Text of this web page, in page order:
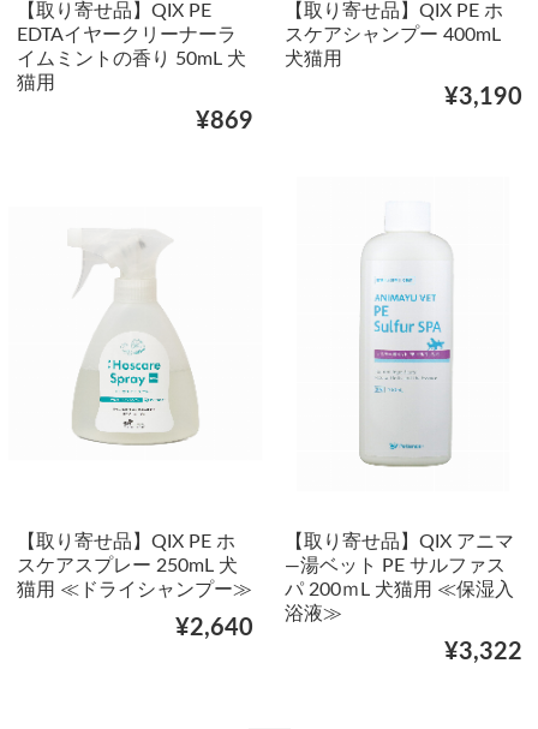
【取り寄せ品】QIX PE
EDTAイヤークリーナーラ
イムミントの香り 50mL 犬
猫用
¥869
【取り寄せ品】QIX PE ホ
スケアシャンプー 400mL
犬猫用
¥3,190
【取り寄せ品】QIX PE ホ
スケアスプレー 250mL 犬
猫用 ≪ドライシャンプー≫
¥2,640
【取り寄せ品】QIX アニマ
―湯ベット PE サルファス
パ 200ｍL 犬猫用 ≪保湿入
浴液≫
¥3,322